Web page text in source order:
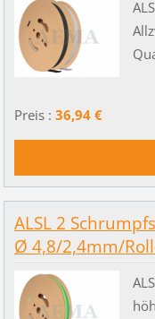
Preis : 36,94 €
ALSL 2
Ø 4,8/2,4mm/